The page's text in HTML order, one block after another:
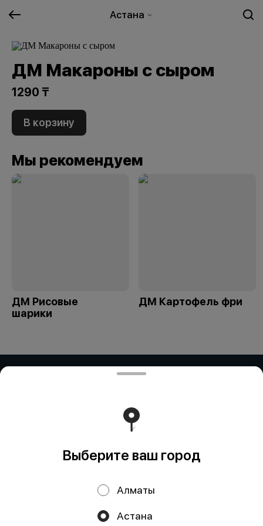
Астана
ДМ Макароны с сыром
1290 ₸
В корзину
Мы рекомендуем
ДМ Рисовые
шарики
ДМ Картофель фри
ИП Дубинина / ИП Збирун / ИП ART
БИН:871015450730 ИП ART COR - БИН:970312451058
Работает на эффективном ядре
Политика конфиденциальности
Выберите ваш город
Алматы
Астана